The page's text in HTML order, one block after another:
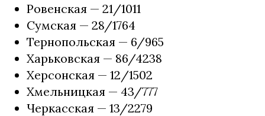
Ровенская — 21/1011
Сумская — 28/1764
Тернопольская — 6/965
Харьковская — 86/4238
Херсонская — 12/1502
Хмельницкая — 43/777
Черкасская — 13/2279